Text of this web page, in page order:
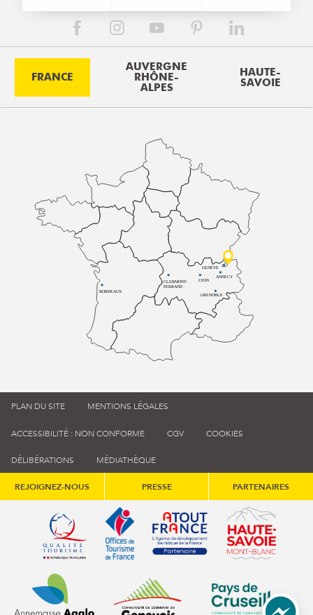
FRANCE
AUVERGNE
RHÔNE-
ALPES
HAUTE-
SAVOIE
BORDEAUX
CLERMONT-
FERRAND
LYON
ANNECY
GRENOBLE
GENÈVE
PLAN DU SITE MENTIONS LÉGALES
ACCESSIBILITÉ : NON CONFORME CGV COOKIES
DÉLIBÉRATIONS MÉDIATHÈQUE
REJOIGNEZ-NOUS PRESSE PARTENAIRES
Qualité tourisme (s'ouvre dans une nouvelle fenêtre)
Office de tourisme de France (s'ouvre
Atout France (s'ouvre dans
Annemasse Agglo (s'ouvre dans une nouvelle fenêtre)
Communauté de communes du
Communauté de